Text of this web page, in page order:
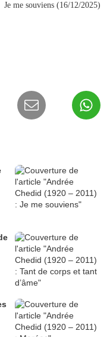
Je me souviens (16/12/2025)